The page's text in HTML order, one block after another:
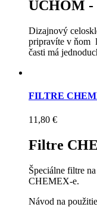
UCHOM -
Dizajnový
pripravíte v ňom
časti má
FILTRE
11,80 €
Filtre
Špeciálne filtre
CHEMEX-e.
Návod na